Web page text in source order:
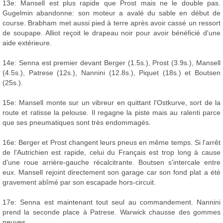
13e: Mansell est plus rapide que Prost mais ne le double pas.
Gugelmin abandonne: son moteur a avalé du sable en début de
course. Brabham met aussi pied à terre après avoir cassé un ressort
de soupape. Alliot reçoit le drapeau noir pour avoir bénéficié d'une
aide extérieure.
14e: Senna est premier devant Berger (1.5s.), Prost (3.9s.), Mansell
(4.5s.), Patrese (12s.), Nannini (12.8s.), Piquet (18s.) et Boutsen
(25s.).
15e: Mansell monte sur un vibreur en quittant l'Ostkurve, sort de la
route et ratisse la pelouse. Il regagne la piste mais au ralenti parce
que ses pneumatiques sont très endommagés.
16e: Berger et Prost changent leurs pneus en même temps. Si l'arrêt
de l'Autrichien est rapide, celui du Français est trop long à cause
d'une roue arrière-gauche récalcitrante. Boutsen s'intercale entre
eux. Mansell rejoint directement son garage car son fond plat a été
gravement abîmé par son escapade hors-circuit.
17e: Senna est maintenant tout seul au commandement. Nannini
prend la seconde place à Patrese. Warwick chausse des gommes